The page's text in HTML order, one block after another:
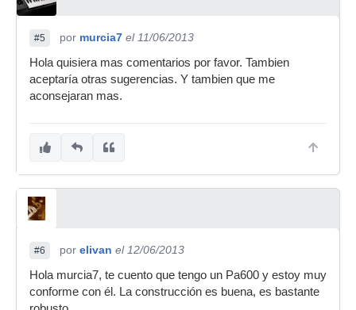
#5 por murcia7 el 11/06/2013
Hola quisiera mas comentarios por favor. Tambien
aceptaría otras sugerencias. Y tambien que me
aconsejaran mas.
#6 por elivan el 12/06/2013
Hola murcia7, te cuento que tengo un Pa600 y estoy muy
conforme con él. La construcción es buena, es bastante